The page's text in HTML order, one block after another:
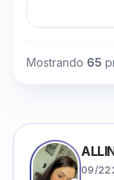
Mostrando 65
09/